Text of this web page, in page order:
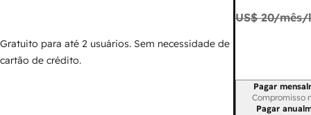
Gratuito para até 2 usuários. Sem necessidade de
cartão de crédito.
US$ 20/mês/
Período de
Pagar
Compromisso
Pagar